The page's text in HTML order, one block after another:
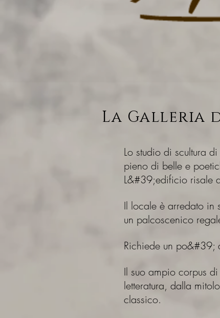
La Galleria
Lo studio di scultura
pieno di belle e
L&#39;edificio risale
Il locale è arredato in
un palcoscenico
Richiede un po&#39;
Il suo ampio corpus
letteratura, dalla
classico.